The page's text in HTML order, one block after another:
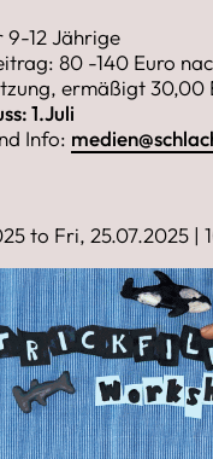
12 Jährige
80 -140 Euro
ermäßigt 30,00
1.Juli
Info:
to Fri, 25.07.2025 |